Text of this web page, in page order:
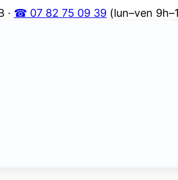
· ☎ 07 82 75 09 39 (lun–ven